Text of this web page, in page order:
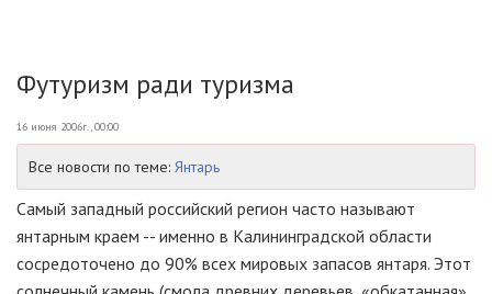
Футуризм ради туризма
16 июня 2006г., 00:00
Все новости по теме: Янтарь
Самый западный российский регион часто называют
янтарным краем -- именно в Калининградской области
сосредоточено до 90% всех мировых запасов янтаря. Этот